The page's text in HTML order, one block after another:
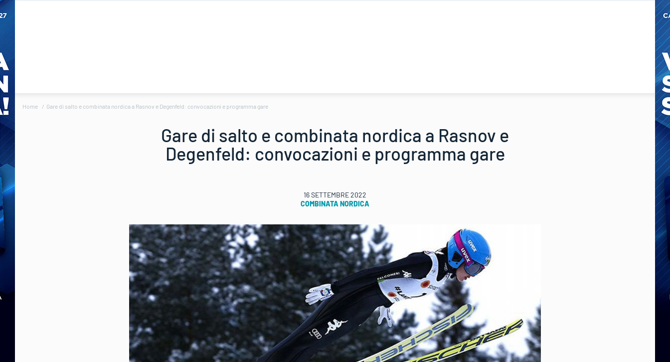
Home Gare di salto e combinata nordica a Rasnov e Degenfeld: convocazioni e programma gare
Gare di salto e combinata nordica a Rasnov e
Degenfeld: convocazioni e programma gare
16 SETTEMBRE 2022
COMBINATA NORDICA